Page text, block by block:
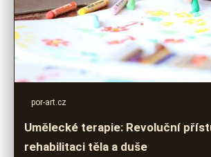
por-art.cz
Umělecké terapie: Revoluční
rehabilitaci těla a duše